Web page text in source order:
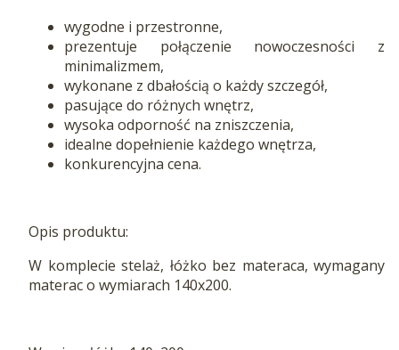
wygodne i przestronne,
prezentuje połączenie nowoczesności z
minimalizmem,
wykonane z dbałością o każdy szczegół,
pasujące do różnych wnętrz,
wysoka odporność na zniszczenia,
idealne dopełnienie każdego wnętrza,
konkurencyjna cena.
Opis produktu:
W komplecie stelaż, łóżko bez materaca, wymagany
materac o wymiarach 140x200.